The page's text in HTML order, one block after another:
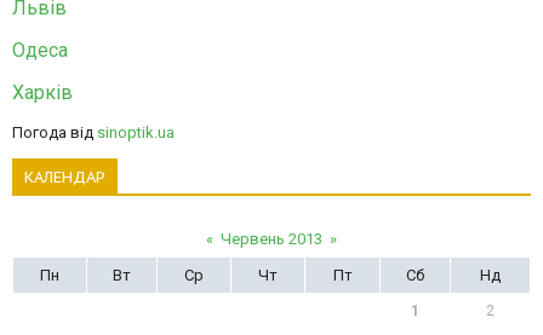
Львів
Одеса
Харків
Погода від sinoptik.ua
КАЛЕНДАР
« Червень 2013 »
Пн
Вт Ср Чт Пт Сб Нд
1 2